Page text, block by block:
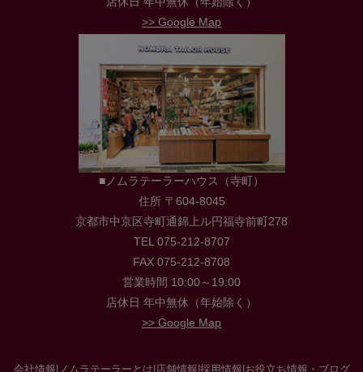
>> Google Map
■ノムラテーラーハウス（寺町）
住所 〒604-8045
京都市中京区寺町通錦上ル円福寺前町278
TEL 075-212-8707
FAX 075-212-8708
営業時間 10:00～19:00
店休日 年中無休（年始除く）
>> Google Map
会社情報 ノムラテーラーとは 店舗情報 採用情報 お役立ち情報・ブログ